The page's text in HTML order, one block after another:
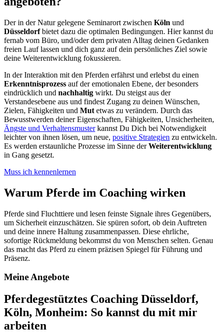
Der in der Natur gelegene Seminarort zwischen Köln und
Düsseldorfbietet dazu die optimalen Bedingungen. Hier kannst du
fernab vom Büro, und/oder dem privaten Alltag deinen Gedanken
freien Lauf lassen und dich ganz auf dein persönliches Ziel sowie
deine Weiterentwicklung fokussieren.
In der Interaktion mit den Pferden erfährst und erlebst du einen
Erkenntnisprozess auf der emotionalen Ebene, der besonders
eindrücklich und nachhaltig wirkt. Du steigst aus der
Verstandesebene aus und findest Zugang zu deinen Wünschen,
Zielen, Fähigkeiten und Mut etwas zu verändern. Durch das
Bewusstwerden deiner Eigenschaften, Fähigkeiten, Unsicherheiten,
Ängste und Verhaltensmusterkannst Du Dich bei Notwendigkeit
leichter von ihnen lösen, um neue, positive Strategien zu entwickeln.
Es werden erstaunliche Prozesse im Sinne derWeiterentwicklung
in Gang gesetzt.
Muss ich kennenlernen
Warum Pferde im Coaching wirken
Pferde sind Fluchttiere und lesen feinste Signale ihres Gegenübers,
um Sicherheit einzuschätzen. Sie spüren sofort, ob dein Auftreten
und deine innere Haltung zusammenpassen. Diese ehrliche,
sofortige Rückmeldung bekommst du von Menschen selten. Genau
das macht das Pferd zu einem präzisen Spiegel für Führung und
Präsenz.
Meine Angebote
Pferdegestütztes Coaching Düsseldorf,
Köln, Monheim: So kannst du mit mir
arbeiten